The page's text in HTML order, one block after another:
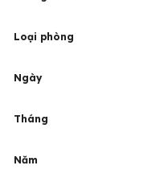
Loại phòng
Ngày
Tháng
Năm